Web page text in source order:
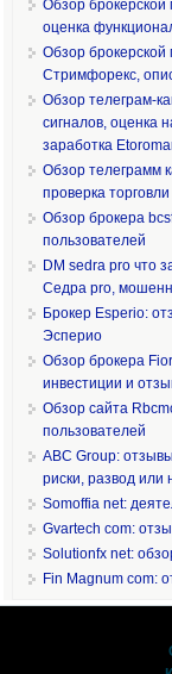
Обзор
оценка
Обзор
Стримфорекс,
Обзор телеграм-
сигналов, оценка
заработка
Обзор телеграмм
проверка
Обзор брокера
пользователей
DM sedra pro что
Седра pro,
Брокер Esperio:
Эсперио
Обзор брокера
инвестиции и
Обзор сайта
пользователей
ABC Group:
риски, развод или
Somoffia net:
Gvartech com:
Solutionfx net:
Fin Magnum com: